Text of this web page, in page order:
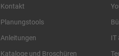
Kontakt
Planungstools
Anleitungen
Kataloge und Broschüren
IT